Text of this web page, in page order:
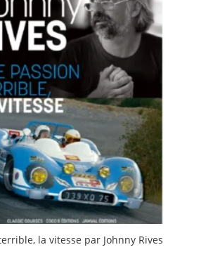
la vitesse par Johnny Rives